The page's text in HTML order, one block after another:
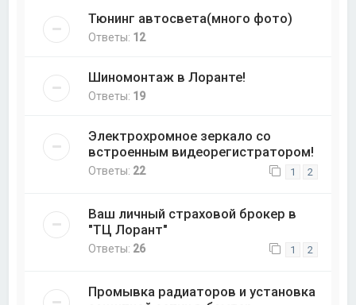
Тюнинг автосвета(много фото)
Ответы: 12
Шиномонтаж в Лоранте!
Ответы: 19
Электрохромное зеркало со
встроенным видеорегистратором!
Ответы: 22 1 2
Ваш личный страховой брокер в
"ТЦ Лорант"
Ответы: 26 1 2
Промывка радиаторов и установка